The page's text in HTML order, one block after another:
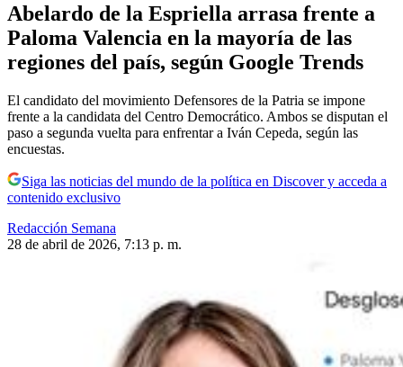
Abelardo de la Espriella arrasa frente a
Paloma Valencia en la mayoría de las
regiones del país, según Google Trends
El candidato del movimiento Defensores de la Patria se impone
frente a la candidata del Centro Democrático. Ambos se disputan el
paso a segunda vuelta para enfrentar a Iván Cepeda, según las
encuestas.
Siga las noticias del mundo de la política en Discover y acceda a
contenido exclusivo
Redacción Semana
28 de abril de 2026, 7:13 p. m.